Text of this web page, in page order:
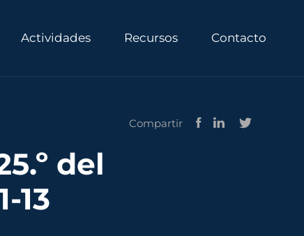
Actividades Recursos Contacto
Compartir
del
13